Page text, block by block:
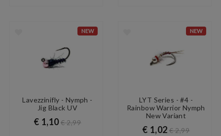
NEW
Lavezzinifly - Nymph -
Jig Black UV
€ 1,10€ 2,99
NEW
LYT Series - #4 -
Rainbow Warrior Nymph
New Variant
€ 1,02€ 2,99